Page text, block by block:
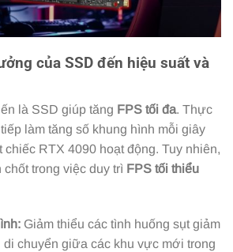
của SSD đến hiệu suất và
là SSD giúp tăng FPS tối đa. Thực
làm tăng số khung hình mỗi giây
RTX 4090 hoạt động. Tuy nhiên,
trong việc duy trì FPS tối thiểu
Giảm thiểu các tình huống sụt giảm
di chuyển giữa các khu vực mới trong